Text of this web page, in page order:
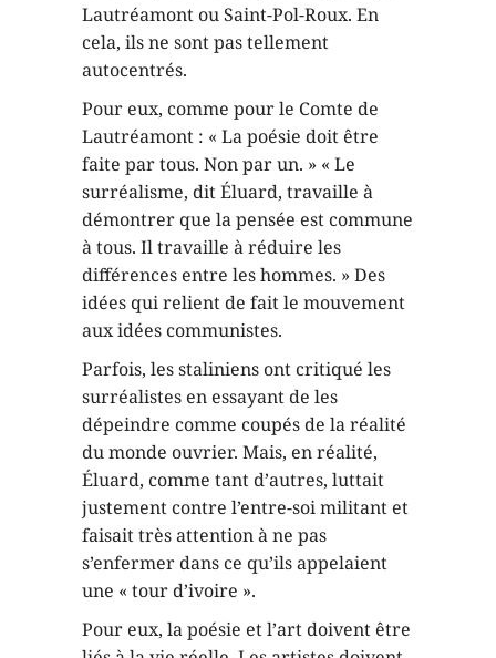
Lautréamont ou Saint-Pol-Roux. En
cela, ils ne sont pas tellement
autocentrés.
Pour eux, comme pour le Comte de
Lautréamont : « La poésie doit être
faite par tous. Non par un. » « Le
surréalisme, dit Éluard, travaille à
démontrer que la pensée est commune
à tous. Il travaille à réduire les
différences entre les hommes. » Des
idées qui relient de fait le mouvement
aux idées communistes.
Parfois, les staliniens ont critiqué les
surréalistes en essayant de les
dépeindre comme coupés de la réalité
du monde ouvrier. Mais, en réalité,
Éluard, comme tant d’autres, luttait
justement contre l’entre-soi militant et
faisait très attention à ne pas
s’enfermer dans ce qu’ils appelaient
une « tour d’ivoire ».
Pour eux, la poésie et l’art doivent être